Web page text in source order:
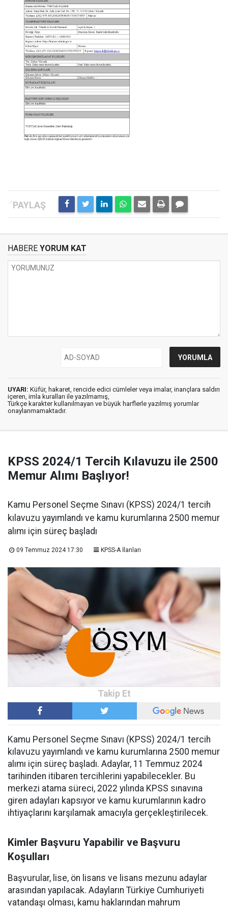
HABERE YORUM KAT
UYARI: Küfür, hakaret, rencide edici cümleler veya imalar, inançlara saldırı
içeren, imla kuralları ile yazılmamış,
Türkçe karakter kullanılmayan ve büyük harflerle yazılmış yorumlar
onaylanmamaktadır.
KPSS 2024/1 Tercih Kılavuzu ile 2500
Memur Alımı Başlıyor!
Kamu Personel Seçme Sınavı (KPSS) 2024/1 tercih
kılavuzu yayımlandı ve kamu kurumlarına 2500 memur
alımı için süreç başladı
09 Temmuz 2024 17:30 KPSS-A İlanları
Kamu Personel Seçme Sınavı (KPSS) 2024/1 tercih
kılavuzu yayımlandı ve kamu kurumlarına 2500 memur
alımı için süreç başladı. Adaylar, 11 Temmuz 2024
tarihinden itibaren tercihlerini yapabilecekler. Bu
merkezi atama süreci, 2022 yılında KPSS sınavına
giren adayları kapsıyor ve kamu kurumlarının kadro
ihtiyaçlarını karşılamak amacıyla gerçekleştirilecek.
Kimler Başvuru Yapabilir ve Başvuru
Koşulları
Başvurular, lise, ön lisans ve lisans mezunu adaylar
arasından yapılacak. Adayların Türkiye Cumhuriyeti
vatandaşı olması, kamu haklarından mahrum